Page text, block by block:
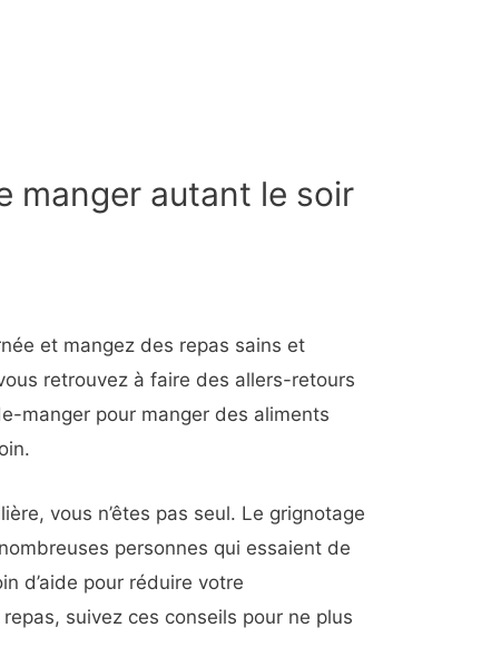
manger autant le soir
et mangez des repas sains et
retrouvez à faire des allers-retours
manger pour manger des aliments
vous n’êtes pas seul. Le grignotage
personnes qui essaient de
d’aide pour réduire votre
suivez ces conseils pour ne plus